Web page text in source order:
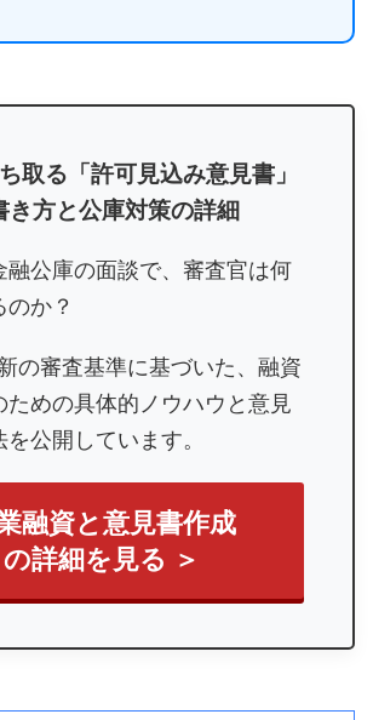
取る「許可見込み意見書」
き方と公庫対策の詳細
融公庫の面談で、審査官は何
のか？
の審査基準に基づいた、融資
ための具体的ノウハウと意見
公開しています。
融資と意見書作成
の詳細を見る ＞